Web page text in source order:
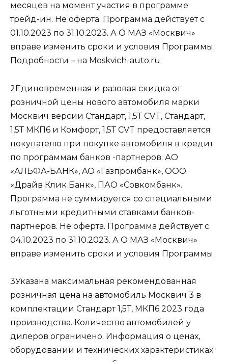
месяцев на момент участия в программе
трейд-ин. Не оферта. Программа действует с
01.10.2023 по 31.10.2023. А О МАЗ «Москвич»
вправе изменить сроки и условия Программы.
Подробности – на Moskvich-auto.ru
2Единовременная и разовая скидка от
розничной цены нового автомобиля марки
Москвич версии Стандарт, 1,5Т CVT, Стандарт,
1,5Т МКП6 и Комфорт, 1,5Т CVT предоставляется
покупателю при покупке автомобиля в кредит
по программам банков -партнеров: АО
«АЛЬФА-БАНК», AO «Газпромбанк», ООО
«Драйв Клик Банк», ПАО «Совкомбанк».
Программа не суммируется со специальными
льготными кредитными ставками банков-
партнеров. Не оферта. Программа действует с
04.10.2023 по 31.10.2023. А О МАЗ «Москвич»
вправе изменить сроки и условия Программы
3Указана максимальная рекомендованная
розничная цена на автомобиль Москвич 3 в
комплектации Стандарт 1,5Т, МКП6 2023 года
производства. Количество автомобилей у
дилеров ограничено. Информация о ценах,
оборудовании и технических характеристиках